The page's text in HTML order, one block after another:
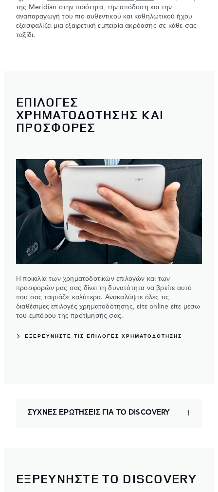
της Meridian στην ποιότητα, την απόδοση και την
αναπαραγωγή του πιο αυθεντικού και καθηλωτικού ήχου
εξασφαλίζει μια εξαιρετική εμπειρία ακρόασης σε κάθε σας
ταξίδι.
ΕΠΙΛΟΓΕΣ
ΧΡΗΜΑΤΟΔΟΤΗΣΗΣ ΚΑΙ
ΠΡΟΣΦΟΡΕΣ
Η ποικιλία των χρηματοδοτικών επιλογών και των
προσφορών μας σας δίνει τη δυνατότητα να βρείτε αυτό
που σας ταιριάζει καλύτερα. Ανακαλύψτε όλες τις
διαθέσιμες επιλογές χρηματοδότησης, είτε online είτε μέσω
του εμπόρου της προτίμησής σας.
ΕΞΕΡΕΥΝΗΣΤΕ ΤΙΣ ΕΠΙΛΟΓΕΣ ΧΡΗΜΑΤΟΔΟΤΗΣΗΣ
ΣΥΧΝΕΣ ΕΡΩΤΗΣΕΙΣ ΓΙΑ ΤΟ DISCOVERY
ΕΞΡΕΥΝΗΣΤΕ ΤΟ DISCOVERY